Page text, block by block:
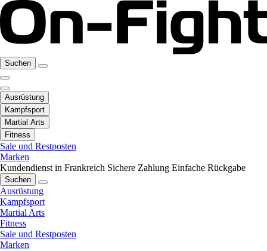
Suchen
Ausrüstung
Kampfsport
Martial Arts
Fitness
Sale und Restposten
Marken
Kundendienst in Frankreich Sichere Zahlung Einfache Rückgabe
Suchen
Ausrüstung
Kampfsport
Martial Arts
Fitness
Sale und Restposten
Marken